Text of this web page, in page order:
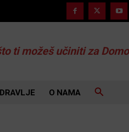
ti možeš učiniti za
O NAMA